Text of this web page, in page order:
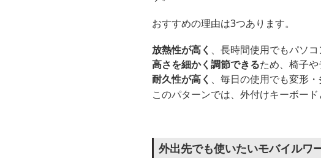
おすすめの理由は3つあります。
放熱性が高く 、長時間使用でもパソ
高さを細かく調節できるため、椅子
耐久性が高く 、毎日の使用でも変形
このパターンでは、外付けキーボー
外出先でも使いたいモバイルワ